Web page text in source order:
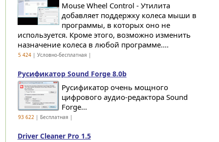
Mouse Wheel Control - Утилита
добавляет поддержку колеса мыши в
программы, в которых оно не
используется. Кроме этого, возможно изменить
назначение колеса в любой программе....
5 424| Условно-бесплатная |
Русификатор Sound Forge 8.0b
Pусификатор очень мощного
цифрового аудио-редактора Sound
Forge...
93 622| Бесплатная |
Driver Cleaner Pro 1.5